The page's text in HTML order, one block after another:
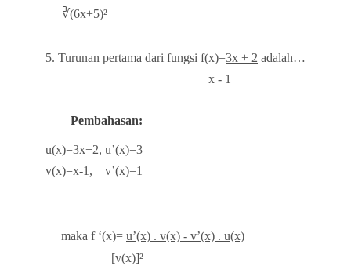
∛(6x+5)²
5. Turunan pertama dari fungsi f(x)=3x + 2 adalah…
x - 1
Pembahasan:
u(x)=3x+2, u’(x)=3
v(x)=x-1, v’(x)=1
maka f ‘(x)= u’(x) . v(x) - v’(x) . u(x)